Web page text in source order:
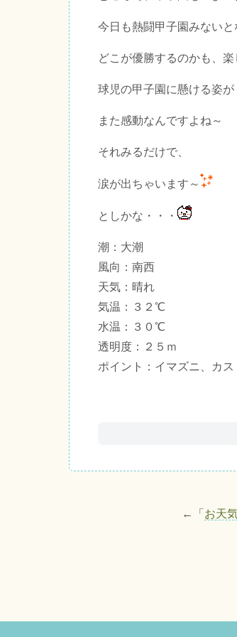
今日も熱闘甲子園みないと
どこが優勝するのかも、
球児の甲子園に懸ける姿が
また感動なんですよね～
それみるだけで、
涙が出ちゃいます～
としかな・・・
潮：大潮
風向：南西
天気：晴れ
気温：３２℃
水温：３０℃
透明度：２５ｍ
ポイント：イマズニ、カ
←「 お天